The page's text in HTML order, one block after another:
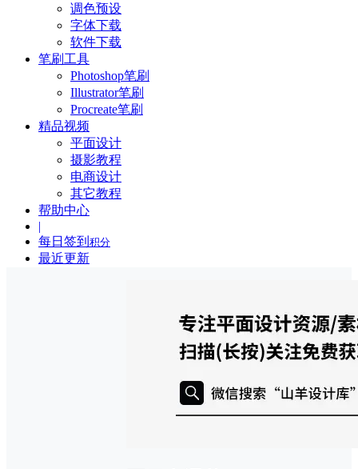
调色预设
字体下载
软件下载
笔刷工具
Photoshop笔刷
Illustrator笔刷
Procreate笔刷
精品视频
平面设计
摄影教程
电商设计
其它教程
帮助中心
|
每日签到 积分
最近更新